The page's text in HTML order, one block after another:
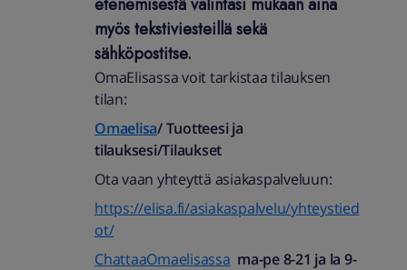
myös tekstiviesteillä sekä
sähköpostitse.
Tilauksen tekemisen jälkeen pidämme
sinut ajan tasalla toimituksen
saapumisesta. Toimitustavasta riippuen
kerromme, kun tilauksesi on otettu
saat tiedon, miten voit helposti seurata
tilauksesi etenemistä sekä milloin
lähetyksesi on noudettavissa.”
OmaElisassa voit tarkistaa tilauksen
tilan:
Omaelisa/ Tuotteesi ja
tilauksesi/Tilaukset
Ota vaan yhteyttä asiakaspalveluun:
https://elisa.fi/asiakaspalvelu/yhteystied
ot/
ChattaaOmaelisassa ma-pe 8-21 ja la 9-